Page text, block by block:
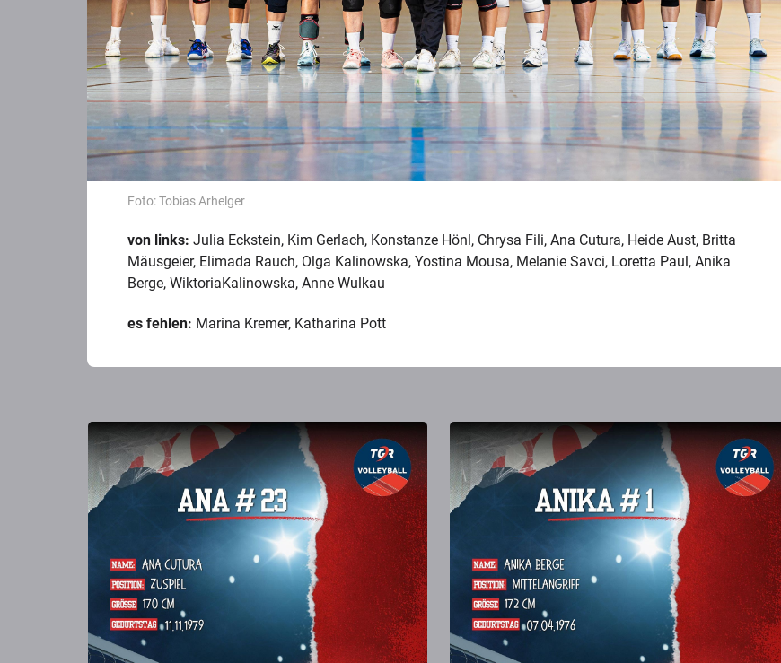
Foto: Tobias Arhelger
von links: Julia Eckstein, Kim Gerlach, Konstanze Hönl, Chrysa Fili, Ana Cutura, Heide Aust, Britta
Mäusgeier, Elimada Rauch, Olga Kalinowska, Yostina Mousa, Melanie Savci, Loretta Paul, Anika
Berge, WiktoriaKalinowska, Anne Wulkau
es fehlen: Marina Kremer, Katharina Pott